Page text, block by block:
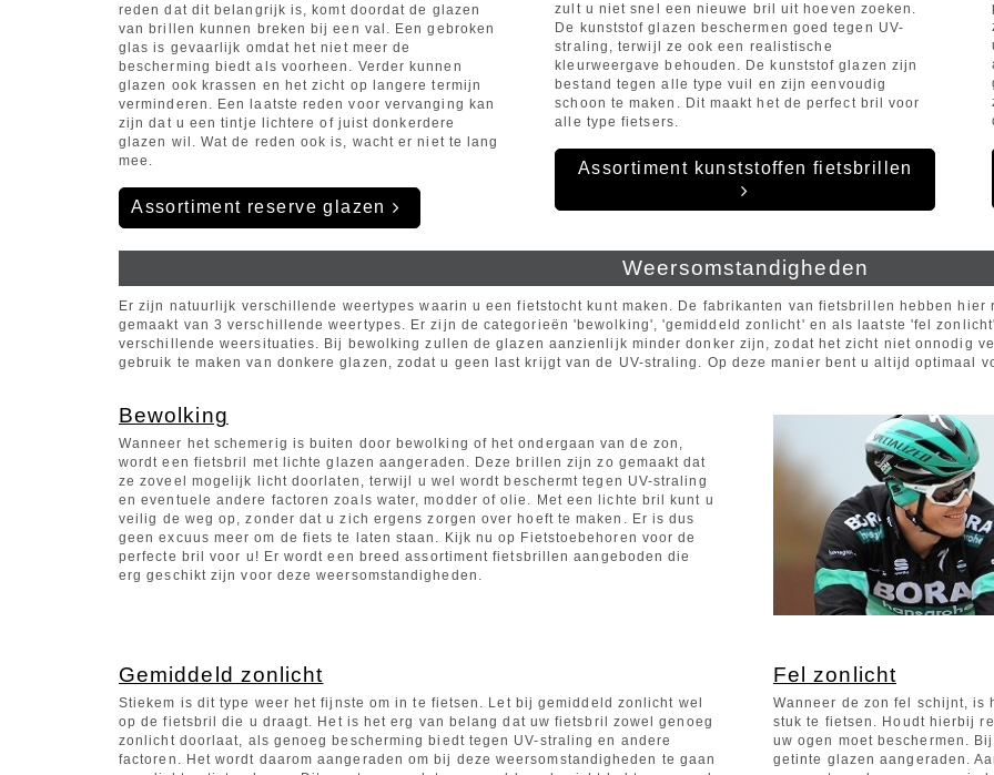
reden dat dit belangrijk is, komt doordat de glazen
van brillen kunnen breken bij een val. Een gebroken
glas is gevaarlijk omdat het niet meer de
bescherming biedt als voorheen. Verder kunnen
glazen ook krassen en het zicht op langere termijn
verminderen. Een laatste reden voor vervanging kan
zijn dat u een tintje lichtere of juist donkerdere
glazen wil. Wat de reden ook is, wacht er niet te lang
mee.
Assortiment reserve glazen
zult u niet snel een nieuwe bril uit hoeven zoeken.
De kunststof glazen beschermen goed tegen UV-
straling, terwijl ze ook een realistische
kleurweergave behouden. De kunststof glazen zijn
bestand tegen alle type vuil en zijn eenvoudig
schoon te maken. Dit maakt het de perfect bril voor
alle type fietsers.
Assortiment kunststoffen fietsbrillen
Weersomstandigheden
Er zijn natuurlijk verschillende weertypes waarin u een fietstocht kunt maken. De fabrikanten van fietsbrillen hebben
gemaakt van 3 verschillende weertypes. Er zijn de categorieën 'bewolking', 'gemiddeld zonlicht' en als laatste 'fel
verschillende weersituaties. Bij bewolking zullen de glazen aanzienlijk minder donker zijn, zodat het zicht niet onnodig
gebruik te maken van donkere glazen, zodat u geen last krijgt van de UV-straling. Op deze manier bent u altijd optimaal
Bewolking
Wanneer het schemerig is buiten door bewolking of het ondergaan van de zon,
wordt een fietsbril met lichte glazen aangeraden. Deze brillen zijn zo gemaakt dat
ze zoveel mogelijk licht doorlaten, terwijl u wel wordt beschermt tegen UV-straling
en eventuele andere factoren zoals water, modder of olie. Met een lichte bril kunt u
veilig de weg op, zonder dat u zich ergens zorgen over hoeft te maken. Er is dus
geen excuus meer om de fiets te laten staan. Kijk nu op Fietstoebehoren voor de
perfecte bril voor u! Er wordt een breed assortiment fietsbrillen aangeboden die
erg geschikt zijn voor deze weersomstandigheden.
Gemiddeld zonlicht
Stiekem is dit type weer het fijnste om in te fietsen. Let bij gemiddeld zonlicht wel
op de fietsbril die u draagt. Het is het erg van belang dat uw fietsbril zowel genoeg
zonlicht doorlaat, als genoeg bescherming biedt tegen UV-straling en andere
factoren. Het wordt daarom aangeraden om bij deze weersomstandigheden te gaan
Fel zonlicht
Wanneer de zon fel schijnt,
stuk te fietsen. Houdt hierbij
uw ogen moet beschermen.
getinte glazen aangeraden.